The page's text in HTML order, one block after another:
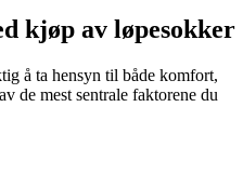
kjøp av løpesokker
å ta hensyn til både komfort,
de mest sentrale faktorene du